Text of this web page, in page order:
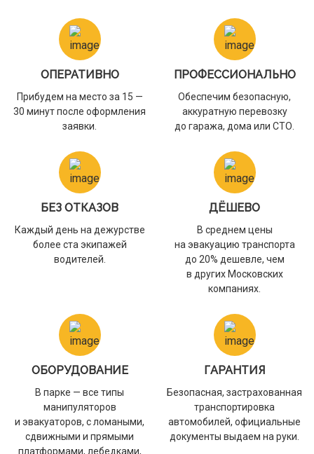
ОПЕРАТИВНО
Прибудем на место за 15 —
30 минут после оформления
заявки.
ПРОФЕССИОНАЛЬНО
Обеспечим безопасную,
аккуратную перевозку
до гаража, дома или СТО.
БЕЗ ОТКАЗОВ
Каждый день на дежурстве
более ста экипажей
водителей.
ДЁШЕВО
В среднем цены
на эвакуацию транспорта
до 20% дешевле, чем
в других Московских
компаниях.
ОБОРУДОВАНИЕ
В парке — все типы
манипуляторов
и эвакуаторов, с ломаными,
сдвижными и прямыми
платформами, лебедками,
ГАРАНТИЯ
Безопасная, застрахованная
транспортировка
автомобилей, официальные
документы выдаем на руки.